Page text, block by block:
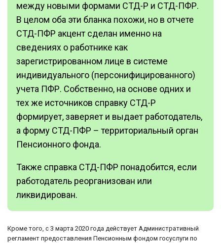
между новыми формами СТД-Р и СТД-ПФР.
В целом оба эти бланка похожи, но в отчете
СТД-ПФР акцент сделан именно на
сведениях о работнике как
зарегистрированном лице в системе
индивидуального (персонифицированного)
учета ПФР. Собственно, на основе одних и
тех же источников справку СТД-Р
формирует, заверяет и выдает работодатель,
а форму СТД-ПФР – территориальный орган
Пенсионного фонда.
Также справка СТД-ПФР понадобится, если
работодатель реорганизован или
ликвидирован.
Кроме того, с 3 марта 2020 года действует Административный
регламент предоставления Пенсионным фондом госуслуги по